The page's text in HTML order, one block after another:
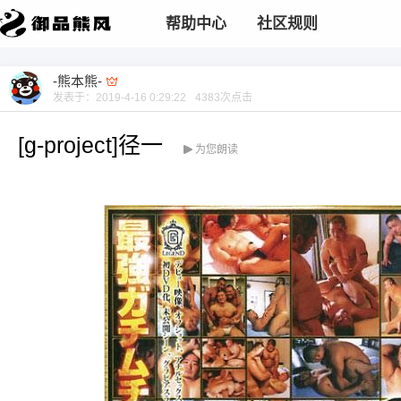
帮助中心 社区规则
-熊本熊-
发表于： 2019-4-16 0:29:22 4383次点击
[g-project]径一 为您朗读